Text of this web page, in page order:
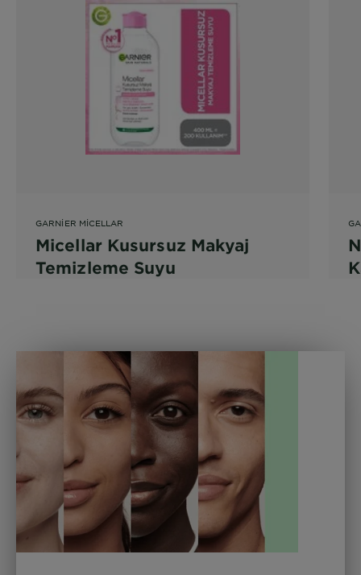
GARNIER MICELLAR
Micellar Kusursuz Makyaj
Temizleme Suyu